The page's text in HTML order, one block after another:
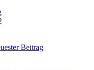
Beitrag